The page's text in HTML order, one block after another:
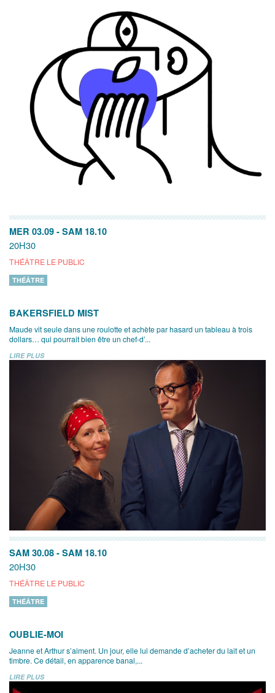
MER 03.09 - SAM 18.10
20H30
THÉÂTRE LE PUBLIC
THÉÂTRE
BAKERSFIELD MIST
Maude vit seule dans une roulotte et achète par hasard un tableau à trois
dollars… qui pourrait bien être un chef-d’...
LIRE PLUS
SAM 30.08 - SAM 18.10
20H30
THÉÂTRE LE PUBLIC
THÉÂTRE
OUBLIE-MOI
Jeanne et Arthur s’aiment. Un jour, elle lui demande d’acheter du lait et un
timbre. Ce détail, en apparence banal,...
LIRE PLUS